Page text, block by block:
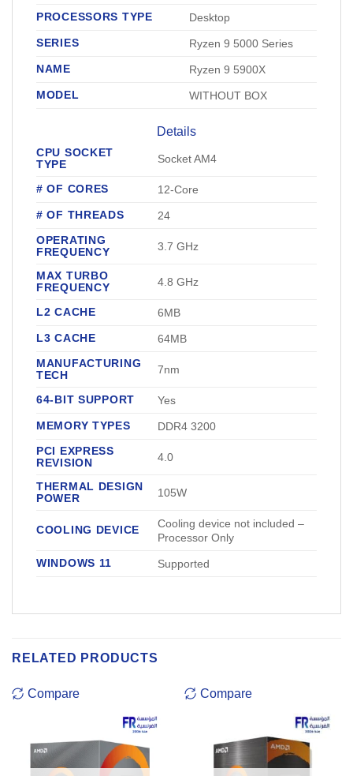
PROCESSORS TYPE
Desktop
SERIES
Ryzen 9 5000 Series
NAME
Ryzen 9 5900X
MODEL
WITHOUT BOX
Details
CPU SOCKET
TYPE
Socket AM4
# OF CORES
12-Core
# OF THREADS
24
OPERATING
FREQUENCY
3.7 GHz
MAX TURBO
FREQUENCY
4.8 GHz
L2 CACHE
6MB
L3 CACHE
64MB
MANUFACTURING
TECH
7nm
64-BIT SUPPORT
Yes
MEMORY TYPES
DDR4 3200
PCI EXPRESS
REVISION
4.0
THERMAL DESIGN
POWER
105W
COOLING DEVICE
Cooling device not included –
Processor Only
WINDOWS 11
Supported
RELATED PRODUCTS
Compare Compare